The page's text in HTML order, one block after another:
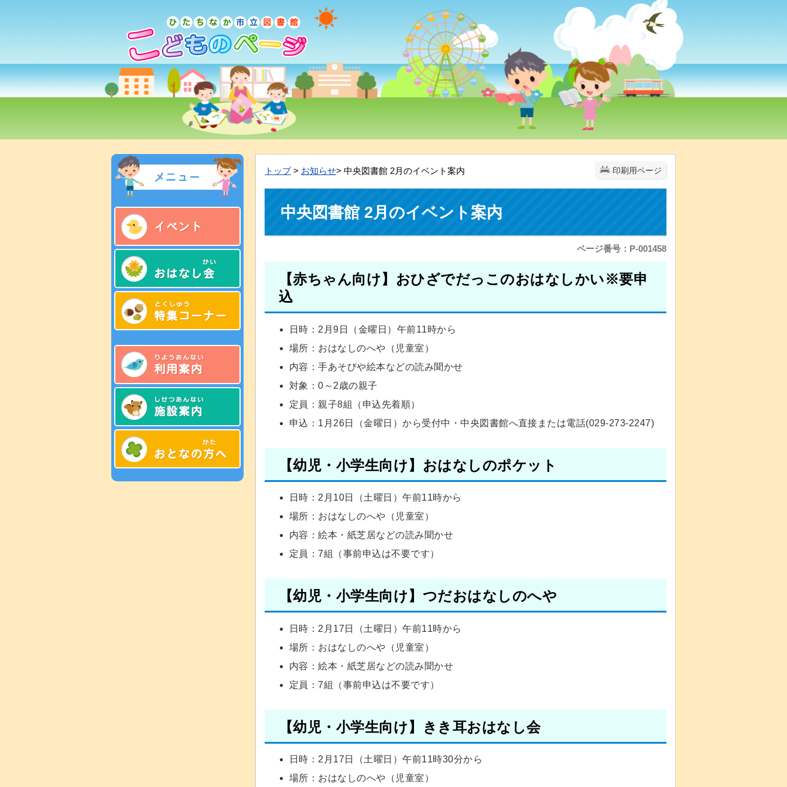
印刷用ページ
トップ> お知らせ> 中央図書館 2月のイベント案内
中央図書館 2月のイベント案内
ページ番号：P-001458
【赤ちゃん向け】おひざでだっこのおはなしかい※要申
込
日時：2月9日（金曜日）午前11時から
場所：おはなしのへや（児童室）
内容：手あそびや絵本などの読み聞かせ
対象：0～2歳の親子
定員：親子8組（申込先着順）
申込：1月26日（金曜日）から受付中・中央図書館へ直接または電話(029-273-2247)
【幼児・小学生向け】おはなしのポケット
日時：2月10日（土曜日）午前11時から
場所：おはなしのへや（児童室）
内容：絵本・紙芝居などの読み聞かせ
定員：7組（事前申込は不要です）
【幼児・小学生向け】つだおはなしのへや
日時：2月17日（土曜日）午前11時から
場所：おはなしのへや（児童室）
内容：絵本・紙芝居などの読み聞かせ
定員：7組（事前申込は不要です）
【幼児・小学生向け】きき耳おはなし会
日時：2月17日（土曜日）午前11時30分から
場所：おはなしのへや（児童室）